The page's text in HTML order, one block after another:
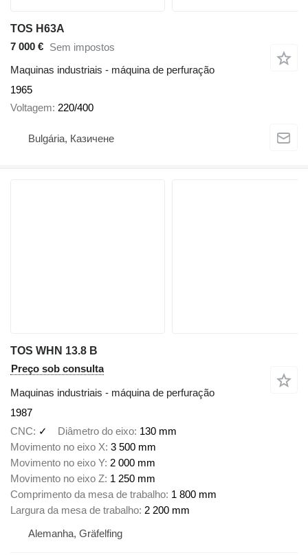
TOS H63A
7 000 € Sem impostos
Maquinas industriais - máquina de perfuração
1965
Voltagem 220/400
Bulgária, Казичене
TOS WHN 13.8 B
Preço sob consulta
Maquinas industriais - máquina de perfuração
1987
CNC
✓ Diâmetro do eixo 130 mm
Movimento no eixo X 3 500 mm
Movimento no eixo Y 2 000 mm
Movimento no eixo Z 1 250 mm
Comprimento da mesa de trabalho 1 800 mm
Largura da mesa de trabalho 2 200 mm
Alemanha, Gräfelfing